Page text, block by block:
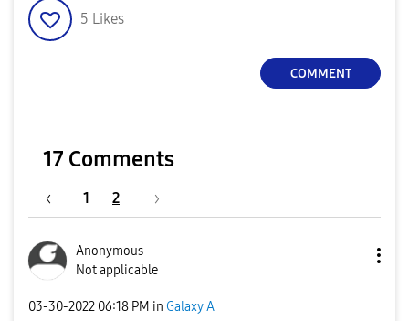
5 Likes
COMMENT
17 Comments
1 2
Anonymous
Not applicable
‎03-30-2022 06:18 PM in Galaxy A